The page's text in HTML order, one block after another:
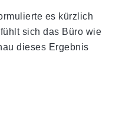
es kürzlich
sich das Büro wie
dieses Ergebnis